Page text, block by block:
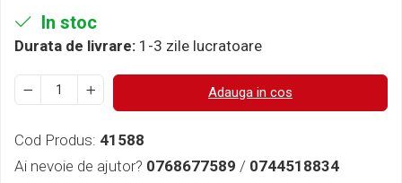
In stoc
Durata de livrare: 1-3 zile lucratoare
Adauga in cos
Cod Produs: 41588
Ai nevoie de ajutor? 0768677589 / 0744518834